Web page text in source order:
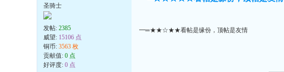
圣骑士
发帖: 2385
威望: 15106 点
铜币: 3563 枚
贡献值: 0 点
好评度: 0 点
━═★★☆★★看帖是缘份，顶帖是友情